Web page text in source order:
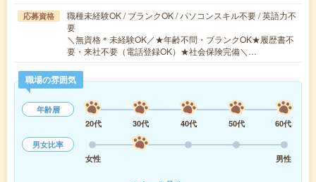
応募資格
職種未経験OK / ブランクOK / パソコンスキル不要 / 英語力不
要
＼無資格＊未経験OK／★年齢不問・ブランクOK★履歴書不
要・来社不要（電話登録OK）★社会保険完備＼…
職場の雰囲気
年齢層
20代
30代 40代 50代
60代
男女比率
女性
男性